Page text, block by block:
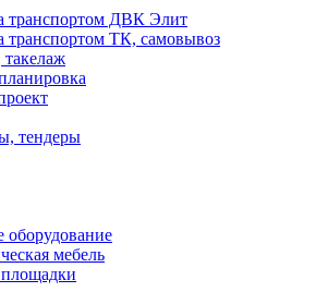
транспортом ДВК Элит
транспортом ТК, самовывоз
тендеры
оборудование
мебель